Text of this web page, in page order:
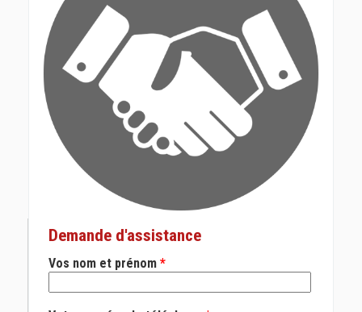
Demande d'assistance
Vos nom et prénom *